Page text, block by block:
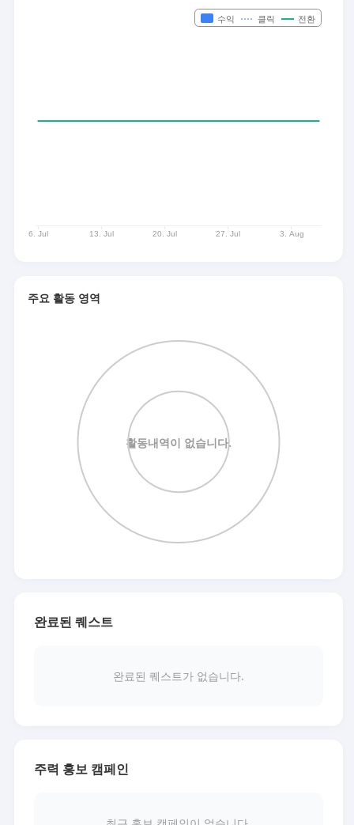
주요 활동 영역
완료된 퀘스트
완료된 퀘스트가 없습니다.
주력 홍보 캠페인